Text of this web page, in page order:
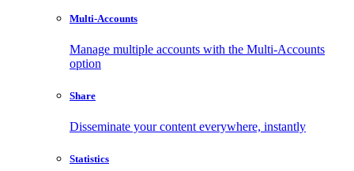
Multi-Accounts
Manage multiple accounts with the Multi-Accounts
option
Share
Disseminate your content everywhere, instantly
Statistics